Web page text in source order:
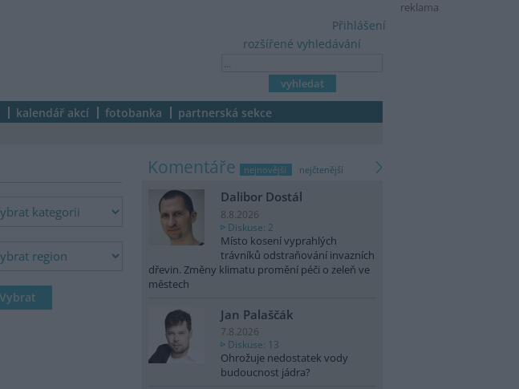
reklama
rozšířené vyhledávání
Přihlášení
kalendář akcí fotobanka partnerská sekce
komentáře nejnovější nejčtenější
Dalibor Dostál
8.8.2026
Diskuse: 2
Místo kosení vyprahlých
trávníků odstraňování invazních
dřevin. Změny klimatu promění péči o zeleň ve
městech
Jan Palaščák
7.8.2026
Diskuse: 13
Ohrožuje nedostatek vody
budoucnost jádra?